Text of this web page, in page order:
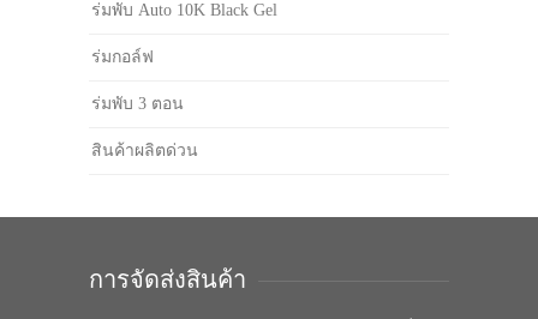
ร่มพับ Auto 10K Black Gel
ร่มกอล์ฟ
ร่มพับ 3 ตอน
สินค้าผลิตด่วน
การจัดส่งสินค้า